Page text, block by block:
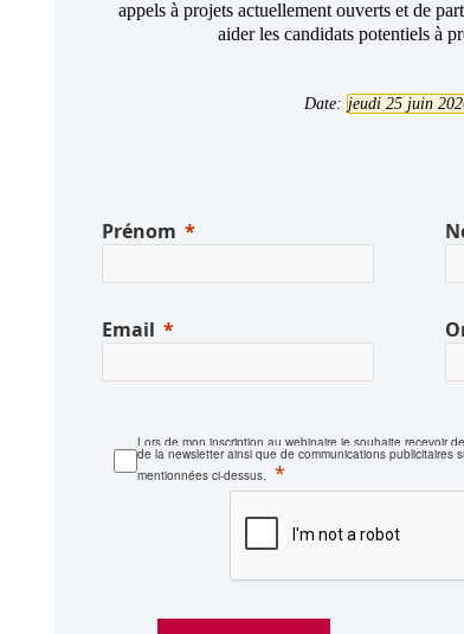
appels à projets actuellement ouverts et de
aider les candidats potentiels à
Date: jeudi 25 juin
Prénom
Email
Lors de mon inscription au webinaire je souhaite recevoir
de la newsletter ainsi que de communications publicitaires
mentionnées ci-dessus.